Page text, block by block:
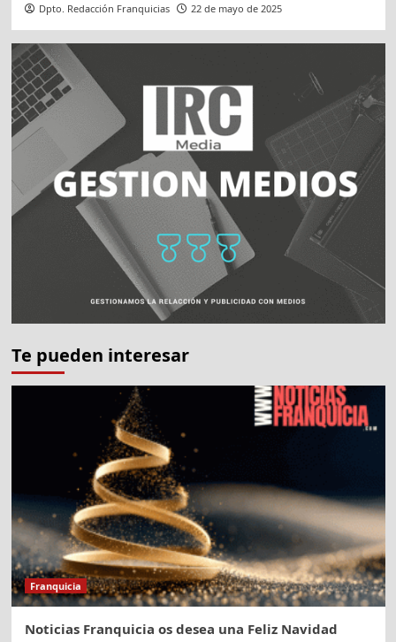
Dpto. Redacción Franquicias 22 de mayo de 2025
Te pueden interesar
Franquicia
Noticias Franquicia os desea una Feliz Navidad